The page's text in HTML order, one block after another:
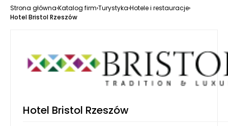
Strona główna›Katalog firm›Turystyka›Hotele i restauracje›
Hotel Bristol Rzeszów
Hotel Bristol Rzeszów